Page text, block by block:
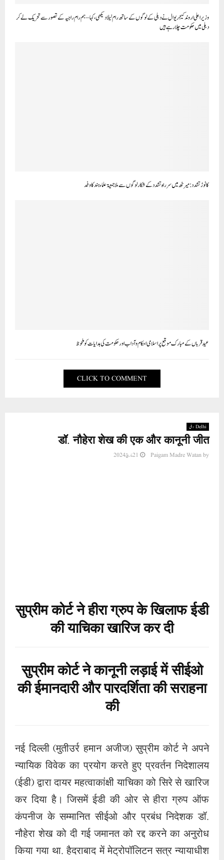
وزیر اعلی اروند کیجریوال نے دہلی کے لوگوں کے ساتھ رام لیلا دیکھی، کہا – ہم رام راجیہ کے تصور سے تحریک لے کر
دہلی میں حکومت چلا رہے ہیں
کانوڑ تشدد :میرٹھ میں سرراہ تشدد کے شکار لوگوں سے ملا جمعیۃ علماء ہند کا وفد
عید قرباں کے مبارک موقع پراسلامی احکام وآداب اورحکومت کی ہدایات کو ملحوظ
CLICK TO COMMENT
Delhi دہلی
डॉ. नौहेरा शेख की एक और कानूनी जीत
by
Paigam Madre Watan 21 مارچ 2024
नई दिल्ली (मुतीउर्र हमान अजीज) सुप्रीम कोर्ट ने अपने
(ईडी) द्वारा दायर महत्वाकांक्षी याचिका को सिरे से खारिज
कर दिया है। जिसमें ईडी की ओर से हीरा ग्रुप ऑफ
कंपनीज के सम्मानित सीईओ और प्रबंध निदेशक डॉ.
नौहेरा शेख को दी गई जमानत को रद्द करने का अनुरोध
की अदालत द्वारा हीरा ग्रुप ऑफ कंपनीज पर यह गहन
फैसला कानूनी जटिलताओं की बारीकियों और उचित
प्रक्रिया के मूलभूत महत्व को दर्शाता है। कानूनी
पैंतरेबाजी के दायरे में, ईडी ने दंड संहिता की धारा 439
(2) के प्रावधानों का उपयोग करते हुए 18 जुलाई 2019
को डॉ. नौहेरा शेख को दी गई जमानत को रद्द करने की
शक्ति का इस्तेमाल किया। उनका तर्क निर्धारित जमानत